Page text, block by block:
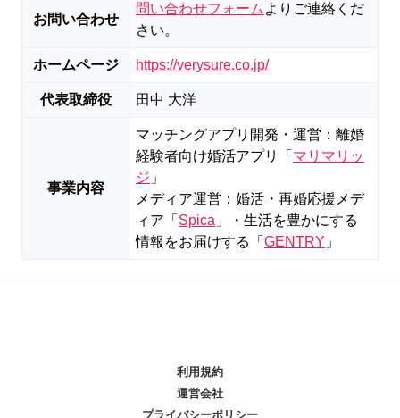
お問い合わせ
問い合わせフォーム よりご連絡くだ
さい。
ホームページ https://verysure.co.jp/
代表取締役 田中 大洋
事業内容
マッチングアプリ開発・運営：離婚
経験者向け婚活アプリ「 マリマリッ
ジ 」
メディア運営：婚活・再婚応援メデ
ィア「 Spica 」・生活を豊かにする
情報をお届けする「 GENTRY 」
利用規約
運営会社
プライバシーポリシー